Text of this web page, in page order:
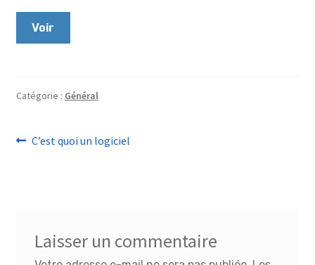
Voir
Catégorie : Général
Navigation
Article
C’est quoi un logiciel
Laisser un commentaire